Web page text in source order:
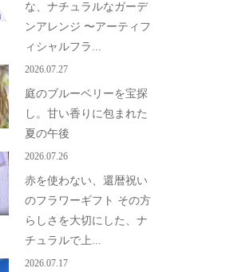
な、ナチュラルなガーデ
ンアレンジ 〜アーティフ
ィシャルフラ...
2026.07.27
庭のブルーベリーを宝探
し。甘い香りに包まれた
夏の午後
2026.07.26
赤を使わない、還暦祝い
のフラワーギフト その方
らしさを大切にした、ナ
チュラルで上...
2026.07.17